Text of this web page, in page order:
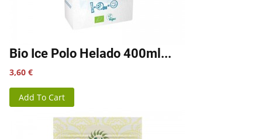
Bio Ice Polo Helado 400ml...
Precio
3,60 €
Add To Cart